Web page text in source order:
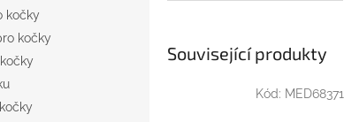
kočky
kočky
Související produkty
Kód: MED68371